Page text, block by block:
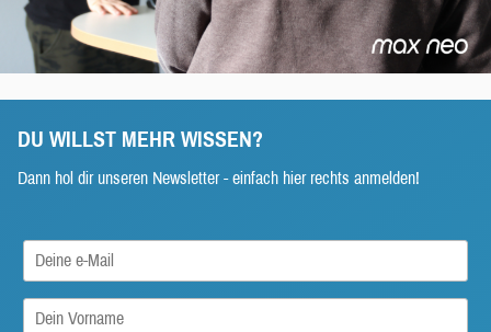
DU WILLST MEHR WISSEN?
Dann hol dir unseren Newsletter - einfach hier rechts anmelden!